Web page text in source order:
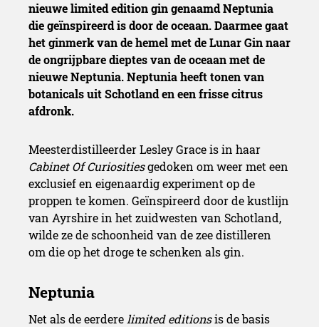
nieuwe limited edition gin genaamd Neptunia
die geïnspireerd is door de oceaan. Daarmee gaat
het ginmerk van de hemel met de Lunar Gin naar
de ongrijpbare dieptes van de oceaan met de
nieuwe Neptunia. Neptunia heeft tonen van
botanicals uit Schotland en een frisse citrus
afdronk.
Meesterdistilleerder Lesley Grace is in haar
Cabinet Of Curiositiesgedoken om weer met een
exclusief en eigenaardig experiment op de
proppen te komen. Geïnspireerd door de kustlijn
van Ayrshire in het zuidwesten van Schotland,
wilde ze de schoonheid van de zee distilleren
om die op het droge te schenken als gin.
Net als de eerdere limited editionsis de basis